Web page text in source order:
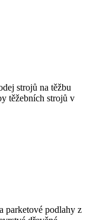
strojů na těžbu
těžebních strojů v
parketové podlahy z